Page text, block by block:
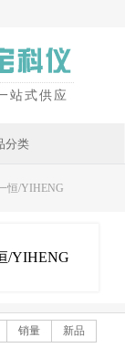
站式供应
分类
恒/YIHENG
销量 新品